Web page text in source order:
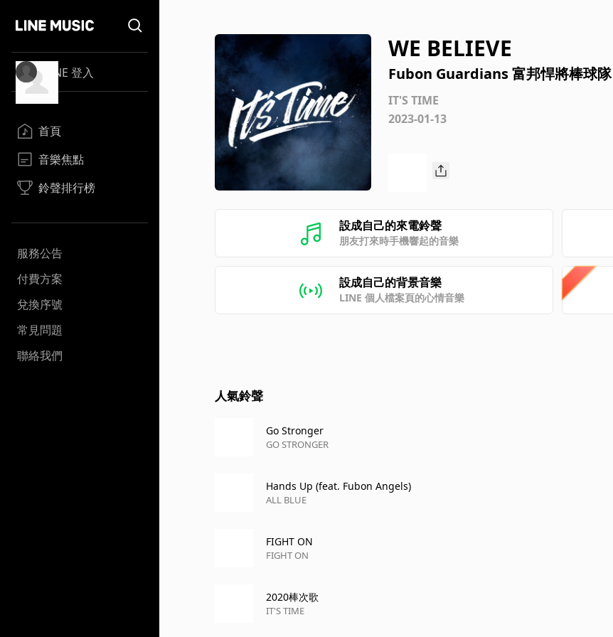
LINE 登入
首頁
音樂焦點
鈴聲排行榜
服務公告
付費方案
兌換序號
常見問題
聯絡我們
WE BELIEVE
Fubon Guardians 富邦悍將棒球隊
IT'S TIME
2023-01-13
設成自己的來電鈴聲
朋友打來時手機響起的音樂
設成自己的背景音樂
LINE 個人檔案頁的心情音樂
人氣鈴聲
Go Stronger
GO STRONGER
Hands Up (feat. Fubon Angels)
ALL BLUE
FIGHT ON
FIGHT ON
2020棒次歌
IT'S TIME